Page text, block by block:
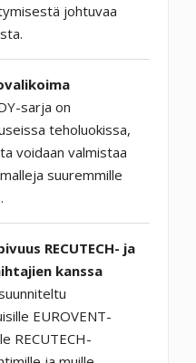
johtuvaa
sarja on
teholuokissa,
voidaan valmistaa
suuremmille
RECUTECH- ja
kanssa
EUROVENT-
RECUTECH-